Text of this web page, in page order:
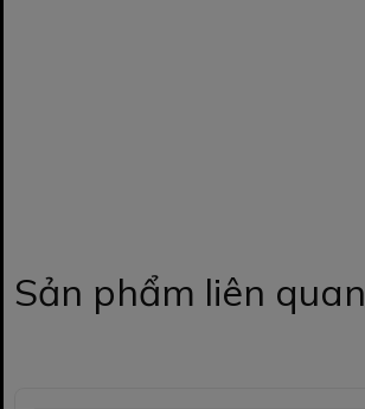
Sản phẩm liên quan